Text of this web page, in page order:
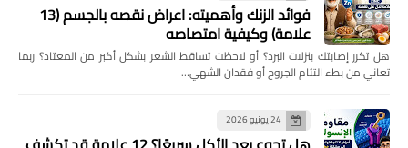
فوائد الزنك وأهميته: اعراض نقصه بالجسم (13
علامة) وكيفية امتصاصه
هل تكرر إصابتك بنزلات البرد؟ أو لاحظت تساقط الشعر بشكل أكبر من المعتاد؟ ربما
تعاني من بطء التئام الجروح أو فقدان الشهي…
24 يونيو 2026